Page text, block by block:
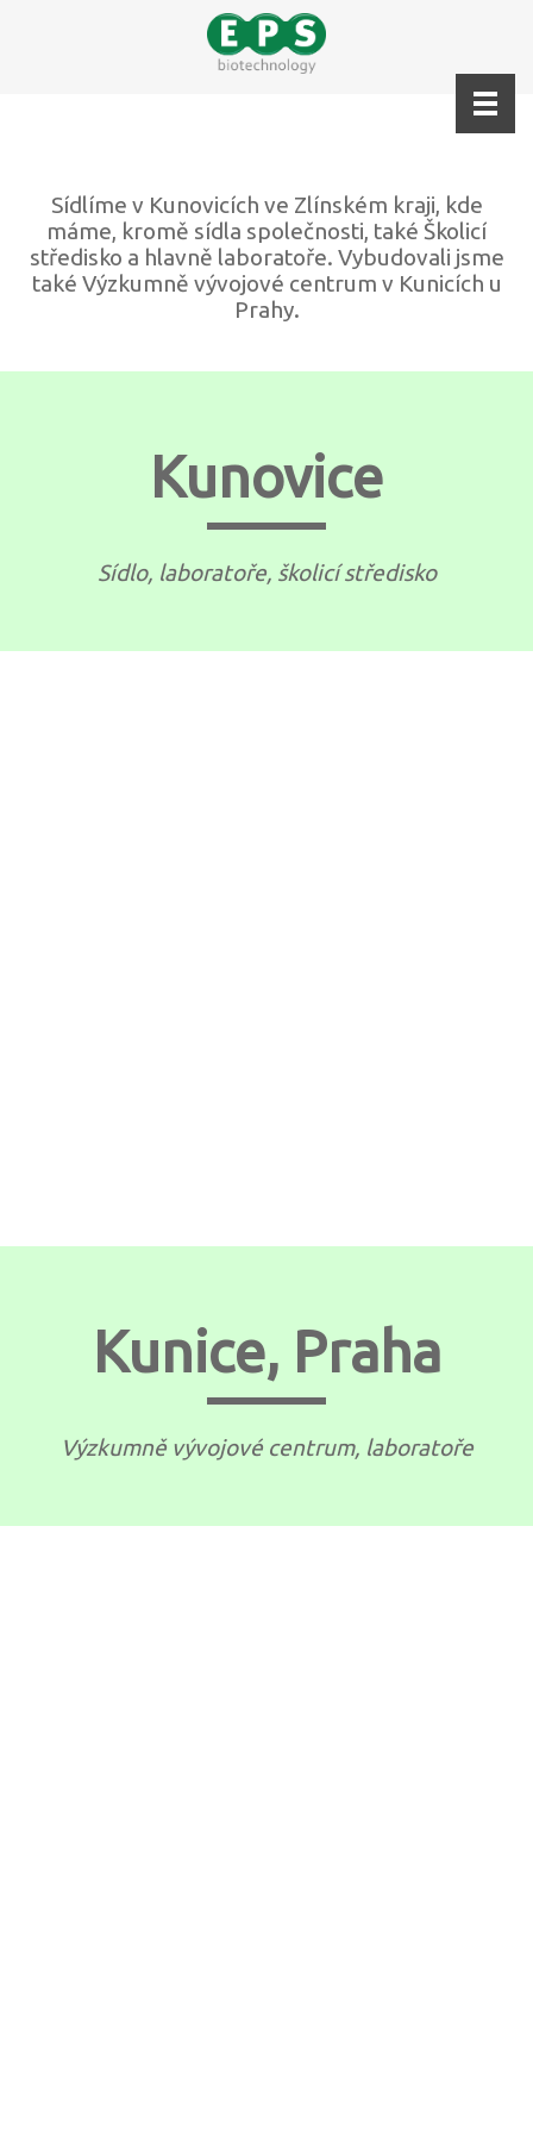
Sídlíme v Kunovicích ve Zlínském kraji, kde
máme, kromě sídla společnosti, také Školicí
středisko a hlavně laboratoře. Vybudovali jsme
také Výzkumně vývojové centrum v Kunicích u
Prahy.
Kunovice
Sídlo, laboratoře, školicí středisko
Kunice, Praha
Výzkumně vývojové centrum, laboratoře